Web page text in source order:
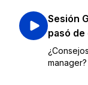
Sesión
pasó de
manager?